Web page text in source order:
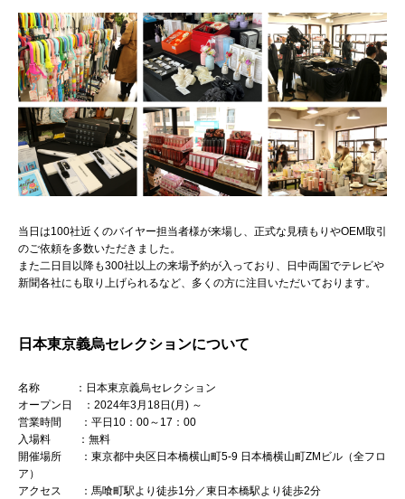
当日は100社近くのバイヤー担当者様が来場し、正式な見積もりやOEM取引
のご依頼を多数いただきました。
また二日目以降も300社以上の来場予約が入っており、日中両国でテレビや
新聞各社にも取り上げられるなど、多くの方に注目いただいております。
日本東京義烏セレクションについて
名称 ：日本東京義烏セレクション
オープン日 ：2024年3月18日(月) ～
営業時間 ：平日10：00～17：00
入場料 ：無料
開催場所 ：東京都中央区日本橋横山町5-9 日本橋横山町ZMビル（全フロ
ア）
アクセス ：馬喰町駅より徒歩1分／東日本橋駅より徒歩2分